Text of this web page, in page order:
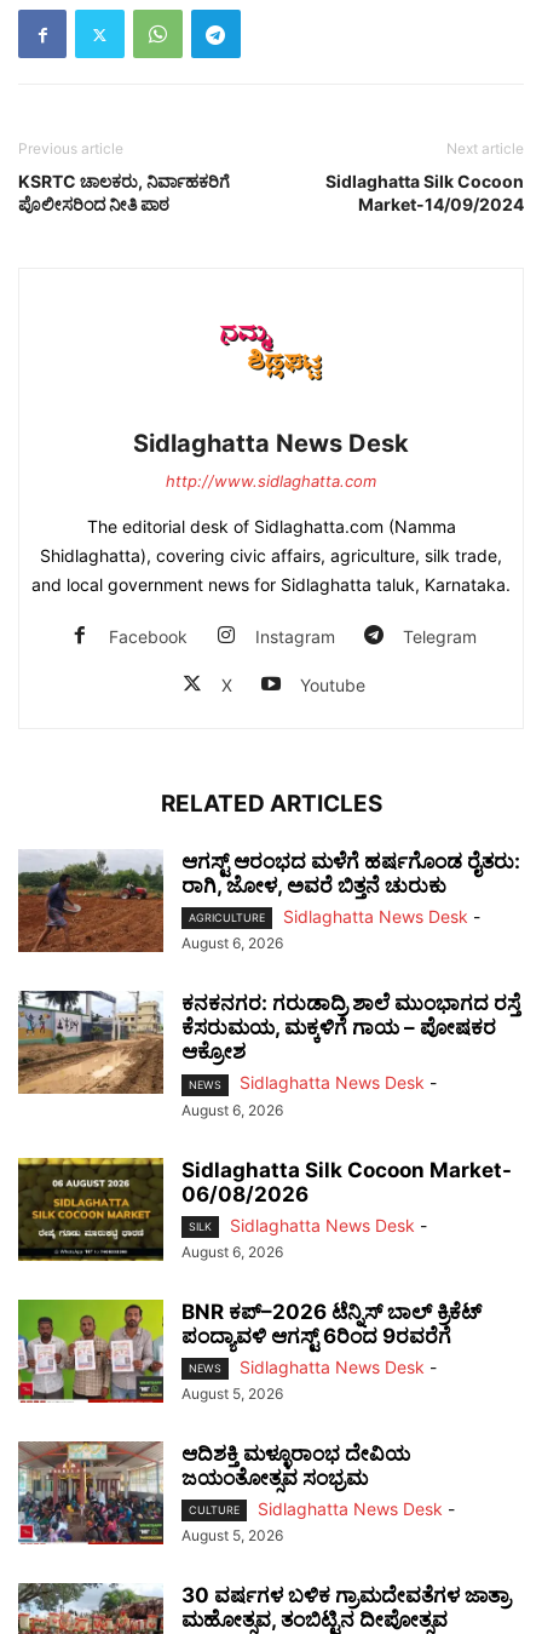
Previous article
KSRTC ಚಾಲಕರು, ನಿರ್ವಾಹಕರಿಗೆ
ಪೊಲೀಸರಿಂದ ನೀತಿ ಪಾಠ
Next article
Sidlaghatta Silk Cocoon
Market-14/09/2024
Sidlaghatta News Desk
http://www.sidlaghatta.com
The editorial desk of Sidlaghatta.com (Namma
Shidlaghatta), covering civic affairs, agriculture, silk trade,
and local government news for Sidlaghatta taluk, Karnataka.
Facebook Instagram Telegram
X Youtube
RELATED ARTICLES
ಆಗಸ್ಟ್ ಆರಂಭದ ಮಳೆಗೆ ಹರ್ಷಗೊಂಡ ರೈತರು:
ರಾಗಿ, ಜೋಳ, ಅವರೆ ಬಿತ್ತನೆ ಚುರುಕು
AGRICULTURE Sidlaghatta News Desk -
August 6, 2026
ಕನಕನಗರ: ಗರುಡಾದ್ರಿ ಶಾಲೆ ಮುಂಭಾಗದ ರಸ್ತೆ
ಕೆಸರುಮಯ, ಮಕ್ಕಳಿಗೆ ಗಾಯ – ಪೋಷಕರ
ಆಕ್ರೋಶ
NEWS Sidlaghatta News Desk -
August 6, 2026
Sidlaghatta Silk Cocoon Market-
06/08/2026
SILK Sidlaghatta News Desk -
August 6, 2026
BNR ಕಪ್–2026 ಟೆನ್ನಿಸ್ ಬಾಲ್ ಕ್ರಿಕೆಟ್
ಪಂದ್ಯಾವಳಿ ಆಗಸ್ಟ್ 6ರಿಂದ 9ರವರೆಗೆ
NEWS Sidlaghatta News Desk -
August 5, 2026
ಆದಿಶಕ್ತಿ ಮಳ್ಳೂರಾಂಭ ದೇವಿಯ
ಜಯಂತೋತ್ಸವ ಸಂಭ್ರಮ
CULTURE Sidlaghatta News Desk -
August 5, 2026
30 ವರ್ಷಗಳ ಬಳಿಕ ಗ್ರಾಮದೇವತೆಗಳ ಜಾತ್ರಾ
ಮಹೋತ್ಸವ, ತಂಬಿಟ್ಟಿನ ದೀಪೋತ್ಸವ